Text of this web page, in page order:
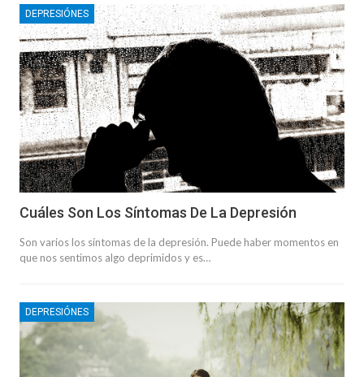
DEPRESIÓNES
Cuáles Son Los Síntomas De La Depresión
Son varios los síntomas de la depresión. Puede haber momentos en
que nos sentimos algo deprimidos y es…
DEPRESIÓNES